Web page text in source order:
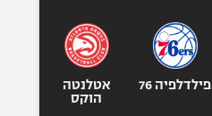
פילדלפיה 76
אטלנטה
הוקס